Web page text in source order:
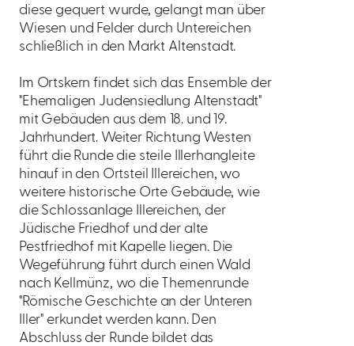
diese gequert wurde, gelangt man über
Wiesen und Felder durch Untereichen
schließlich in den Markt Altenstadt.
Im Ortskern findet sich das Ensemble der
"Ehemaligen Judensiedlung Altenstadt"
mit Gebäuden aus dem 18. und 19.
Jahrhundert. Weiter Richtung Westen
führt die Runde die steile Illerhangleite
hinauf in den Ortsteil Illereichen, wo
weitere historische Orte Gebäude, wie
die Schlossanlage Illereichen, der
Jüdische Friedhof und der alte
Pestfriedhof mit Kapelle liegen. Die
Wegeführung führt durch einen Wald
nach Kellmünz, wo die Themenrunde
"Römische Geschichte an der Unteren
Iller" erkundet werden kann. Den
Abschluss der Runde bildet das